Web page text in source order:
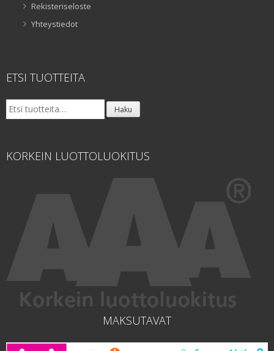
Rekisteriseloste
Yhteystiedot
ETSI TUOTTEITA
Etsi: Haku
KORKEIN LUOTTOLUOKITUS
MAKSUTAVAT